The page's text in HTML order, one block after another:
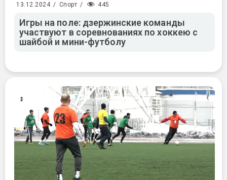
13.12.2024 / Спорт / 445
Игры на поле: дзержинские команды
участвуют в соревнованиях по хоккею с
шайбой и мини-футболу